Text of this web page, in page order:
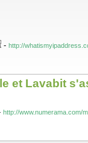
- http://
et Lavabit
http://www.numerama.com/